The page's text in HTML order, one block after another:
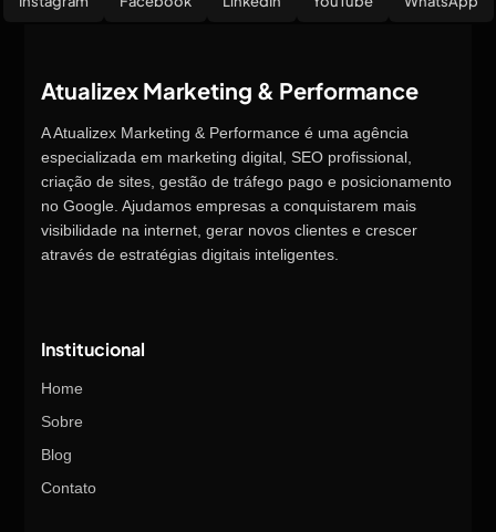
Atualizex Marketing & Performance
A Atualizex Marketing & Performance é uma agência
especializada em marketing digital, SEO profissional,
criação de sites, gestão de tráfego pago e posicionamento
no Google. Ajudamos empresas a conquistarem mais
visibilidade na internet, gerar novos clientes e crescer
através de estratégias digitais inteligentes.
Institucional
Home
Sobre
Blog
Contato